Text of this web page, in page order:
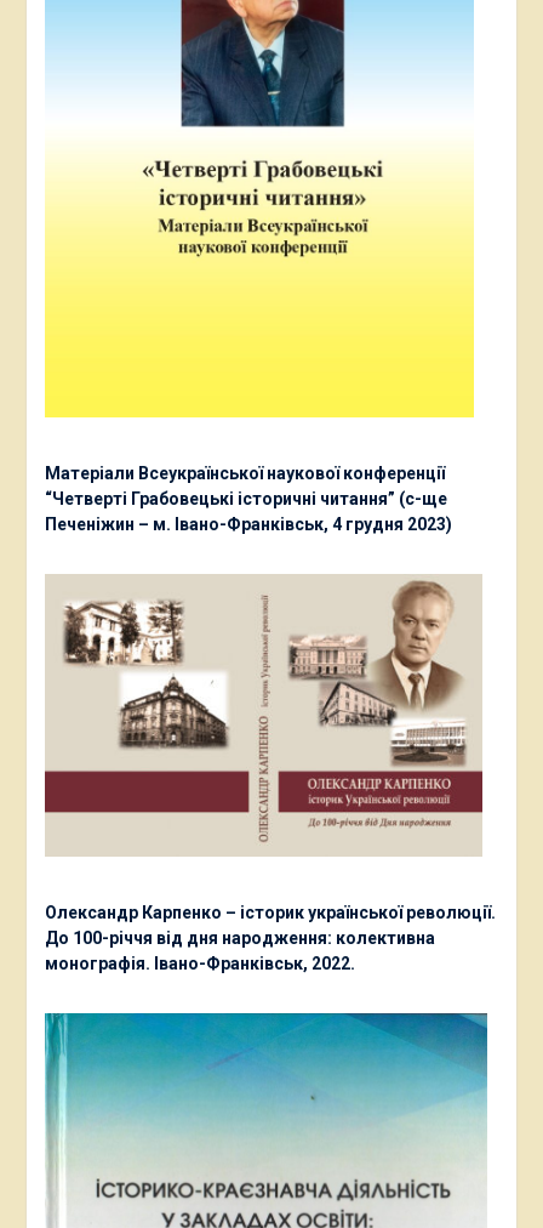
Матеріали Всеукраїнської наукової конференції
“Четверті Грабовецькі історичні читання” (с-ще
Печеніжин – м. Івано-Франківськ, 4 грудня 2023)
Олександр Карпенко – історик української революції.
До 100-річчя від дня народження: колективна
монографія. Івано-Франківськ, 2022.